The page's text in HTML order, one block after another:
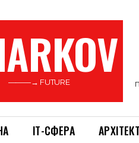
———→ FUTURE
ІТ-СФЕРА